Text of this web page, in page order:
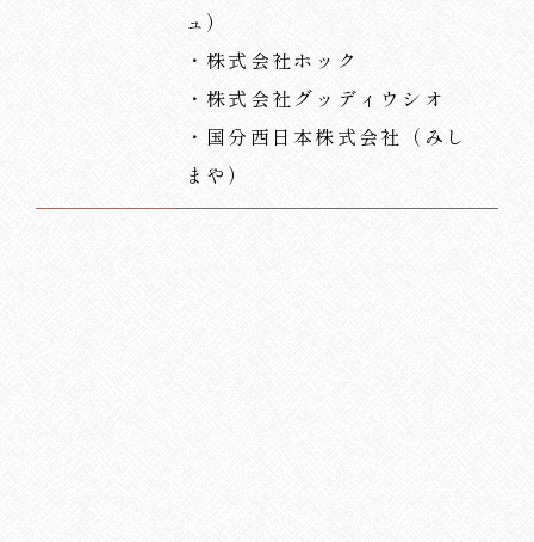
ュ）
・株式会社ホック
・株式会社グッディウシオ
・国分西日本株式会社（みし
まや）